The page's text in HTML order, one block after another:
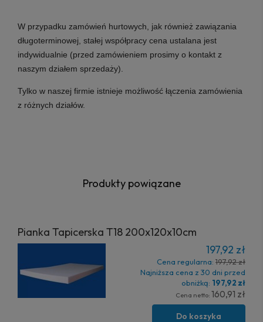
W przypadku zamówień hurtowych, jak również zawiązania
długoterminowej, stałej współpracy cena ustalana jest
indywidualnie (przed zamówieniem prosimy o kontakt z
naszym działem sprzedaży).
Tylko w naszej firmie istnieje możliwość łączenia zamówienia
z różnych działów.
Produkty powiązane
Pianka Tapicerska T18 200x120x10cm
197,92 zł
Cena regularna: 197,92 zł
Najniższa cena z 30 dni przed
obniżką: 197,92 zł
Cena netto: 160,91 zł
Do koszyka